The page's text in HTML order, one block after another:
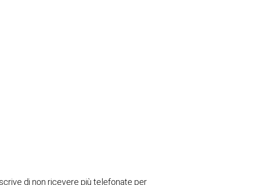
di non ricevere più telefonate per